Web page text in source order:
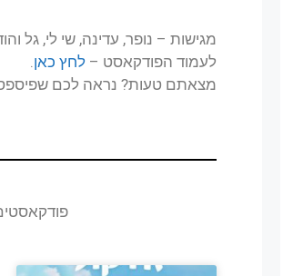
מגישות – נופר, עדינה, שי לי, גל
לעמוד הפודקאסט – לחץ כאן
מצאתם טעות? נראה לכם